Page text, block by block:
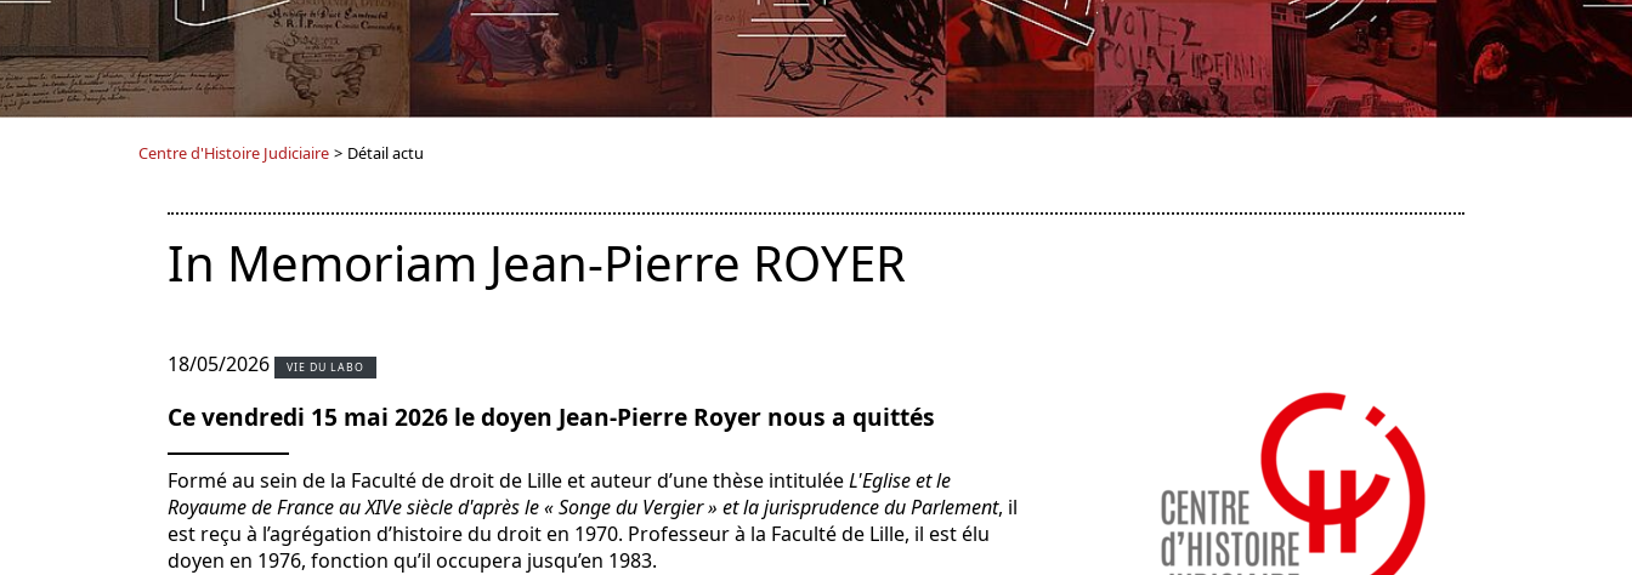
Centre d'Histoire Judiciaire > Détail actu
In Memoriam Jean-Pierre ROYER
18/05/2026 VIE DU LABO
Ce vendredi 15 mai 2026 le doyen Jean-Pierre Royer nous a quittés
Formé au sein de la Faculté de droit de Lille et auteur d’une thèse intituléeL'Eglise et le
Royaume de France au XIVe siècle d'après le « Songe du Vergier » et la jurisprudence du Parlement, il
est reçu à l’agrégation d’histoire du droit en 1970. Professeur à la Faculté de Lille, il est élu
doyen en 1976, fonction qu’il occupera jusqu’en 1983.